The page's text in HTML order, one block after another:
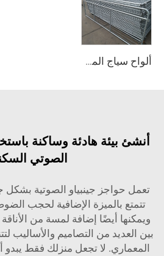
ألواح سياج المواشي من Lowes، سياج الأسلاك الشائكة للماشية، ألواح سياج لحظائر الخنازير
أنشئ بيئة هادئة وساكنة
الصوتي السكني
تعمل حواجز جينبياو الصوتية بشكل جيد
تتمتع بالميزة الإضافية لحجب
أيضًا إضافة لمسة من الأناقة
العديد من التصاميم والأساليب
المعماري. لا تجعل منزلك فقط يبدو